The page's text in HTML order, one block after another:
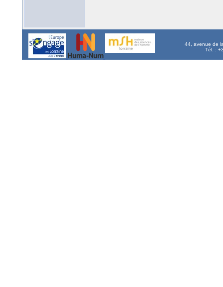
44, avenue de
Tél. :